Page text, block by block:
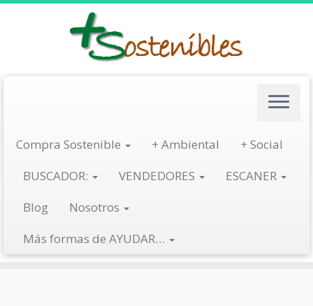
Compra Sostenible + Ambiental
+ Social
BUSCADOR:
VENDEDORES
ESCANER
Blog
Nosotros
Más formas de AYUDAR…
Productos de Juguetes Sostenibles: